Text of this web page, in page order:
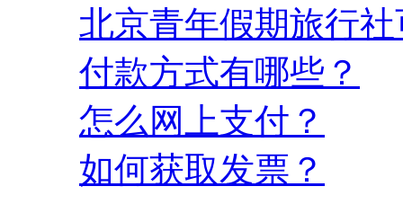
北京青年假期旅行
付款方式有哪些？
怎么网上支付？
如何获取发票？